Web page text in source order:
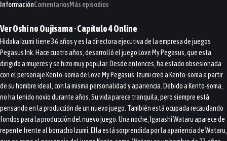
InformaciónComentariosMás episodios
VerOshi no Oujisama· Capítulo4Online
Hidaka Izumi tiene 36 años y es la directora ejecutiva de la empresa de juegos
Pegasus Ink. Hace cuatro años, desarrolló el juego Love My Pegasus, que esta
dirigido a mujeres y se hizo muy popular. Desde entonces, ha estado obsesionada
con el personaje Kento-soma de Love My Pegasus. Izumi creó a Kento-soma a partir
de su hombre ideal, con la misma personalidad y apariencia. Debido a Kento-soma,
no ha tenido novio durante años. Su vida parece tranquila, pero siempre está
pensando en la producción de un nuevo juego. También está ocupada recaudando
fondos para la producción del nuevo juego. Una noche, Igarashi Wataru aparece de
repente frente al borracho Izumi. Ella está sorprendida por la apariencia de Wataru,